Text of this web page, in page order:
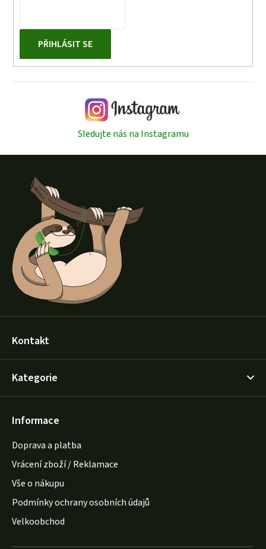
PŘIHLÁSIT SE
Sledujte nás na Instagramu
Kontakt
Kategorie
Informace
Doprava a platba
Vrácení zboží / Reklamace
Vše o nákupu
Podmínky ochrany osobních údajů
Velkoobchod